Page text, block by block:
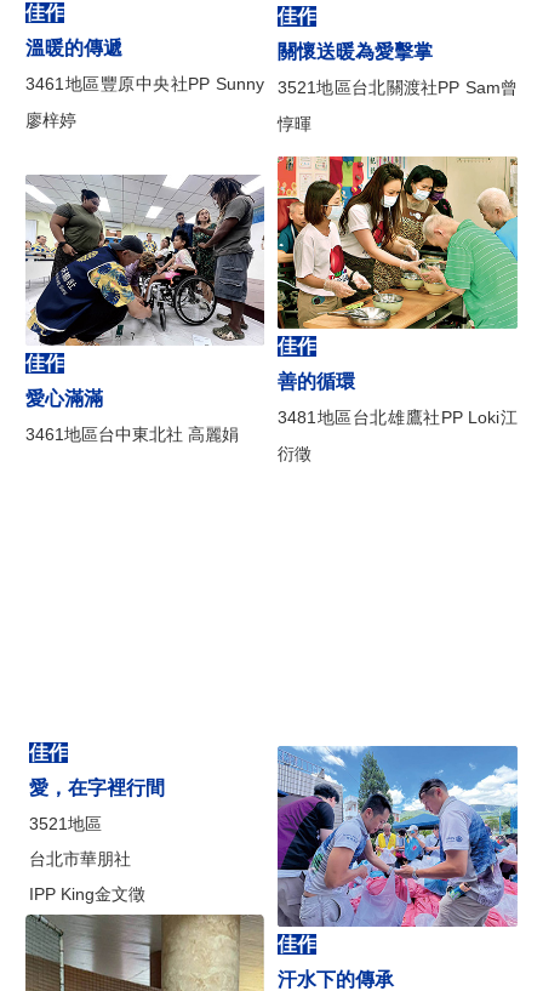
佳作
溫暖的傳遞
3461地區豐原中央社PP Sunny
廖梓婷
佳作
關懷送暖為愛擊掌
3521地區台北關渡社PP Sam曾
惇暉
佳作
愛心滿滿
3461地區台中東北社 高麗娟
佳作
善的循環
3481地區台北雄鷹社PP Loki江
衍徵
佳作
愛，在字裡行間
3521地區
台北市華朋社
IPP King金文徵
佳作
汗水下的傳承